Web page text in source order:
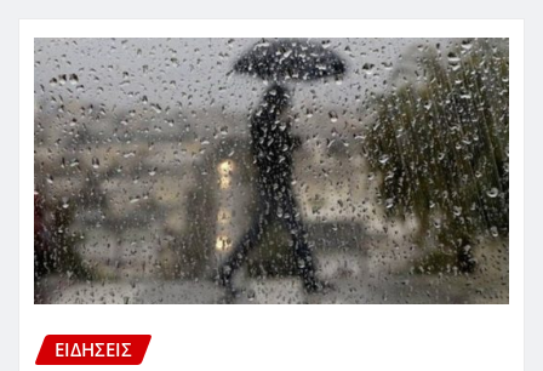
ΕΙΔΗΣΕΙΣ